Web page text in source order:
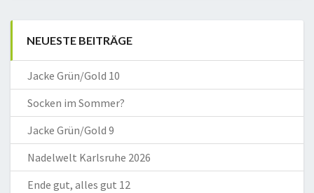
NEUESTE BEITRÄGE
Jacke Grün/Gold 10
Socken im Sommer?
Jacke Grün/Gold 9
Nadelwelt Karlsruhe 2026
Ende gut, alles gut 12